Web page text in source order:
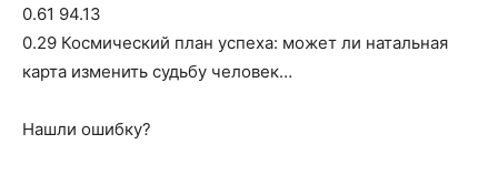
0.61 94.13
0.29 Космический план успеха: может ли натальная
карта изменить судьбу человек…
Нашли ошибку?